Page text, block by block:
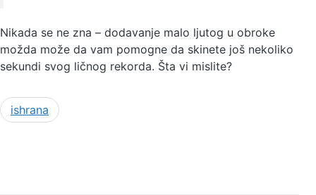
Nikada se ne zna – dodavanje malo ljutog u obroke
možda može da vam pomogne da skinete još nekoliko
sekundi svog ličnog rekorda. Šta vi mislite?
ishrana